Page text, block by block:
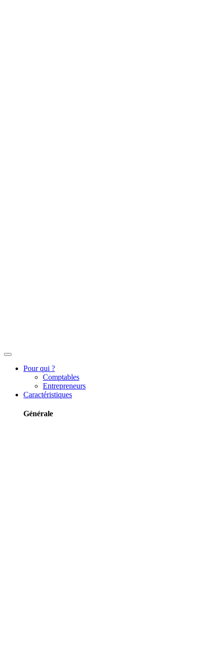
Pour qui ?
Comptables
Entrepreneurs
Caractéristiques
Générale